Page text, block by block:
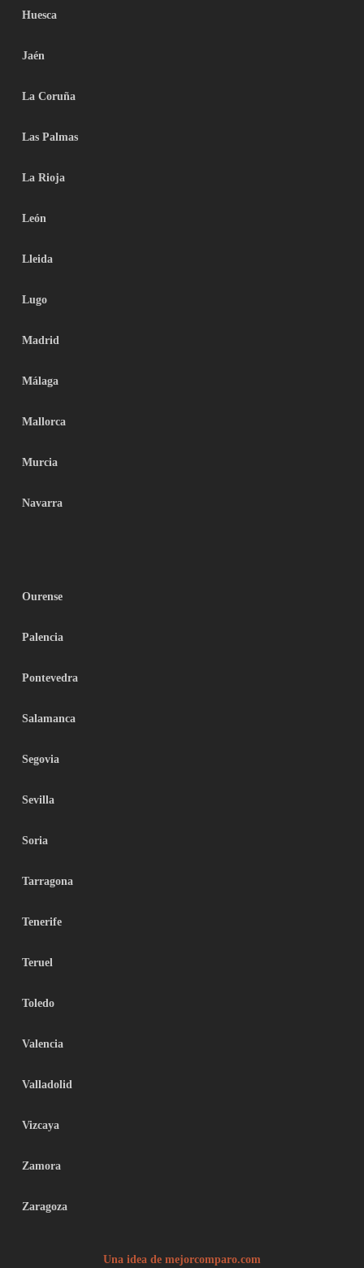
Huesca
Jaén
La Coruña
Las Palmas
La Rioja
León
Lleida
Lugo
Madrid
Málaga
Mallorca
Murcia
Navarra
Ourense
Palencia
Pontevedra
Salamanca
Segovia
Sevilla
Soria
Tarragona
Tenerife
Teruel
Toledo
Valencia
Valladolid
Vizcaya
Zamora
Zaragoza
Una idea de mejorcomparo.com